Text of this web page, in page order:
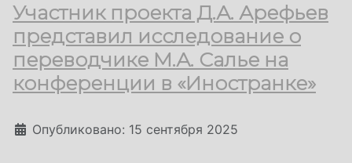
Участник проекта Д.А. Арефьев
представил исследование о
переводчике М.А. Салье на
конференции в «Иностранке»
Информация о материале
Опубликовано: 15 сентября 2025